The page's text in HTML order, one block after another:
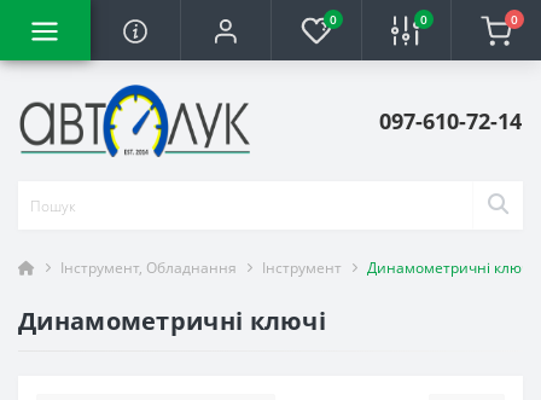
0 0 0
097-610-72-14
Інструмент, Обладнання Інструмент Динамометричні ключі
Динамометричні ключі